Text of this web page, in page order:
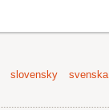
slovensky svenska